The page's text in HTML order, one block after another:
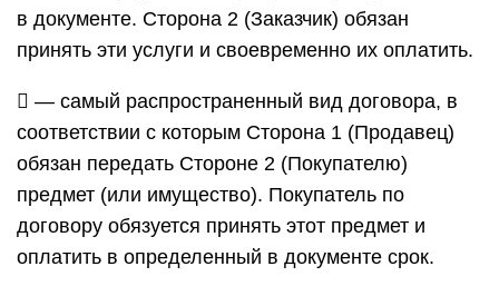
в документе. Сторона 2 (Заказчик) обязан
принять эти услуги и своевременно их оплатить.
 — самый распространенный вид договора, в
соответствии с которым Сторона 1 (Продавец)
обязан передать Стороне 2 (Покупателю)
предмет (или имущество). Покупатель по
договору обязуется принять этот предмет и
оплатить в определенный в документе срок.